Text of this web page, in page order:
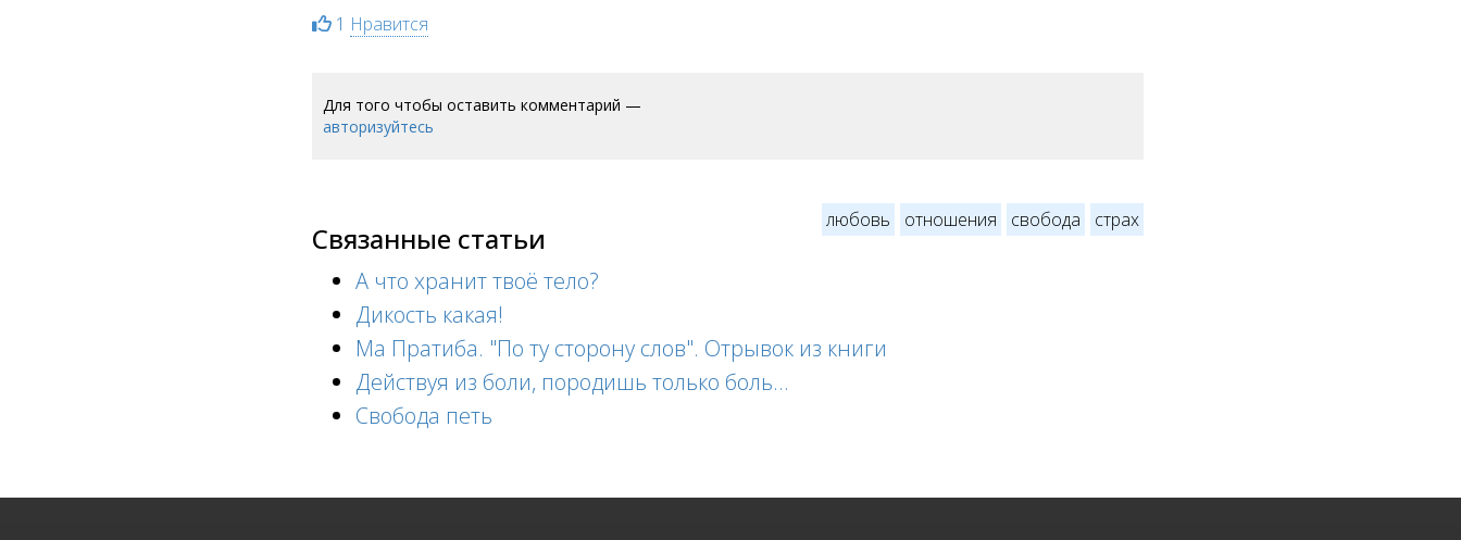
1 Нравится
Для того чтобы оставить комментарий —
авторизуйтесь
любовь отношения свобода страх
Связанные статьи
А что хранит твоё тело?
Дикость какая!
Ма Пратиба. "По ту сторону слов". Отрывок из книги
Действуя из боли, породишь только боль...
Свобода петь